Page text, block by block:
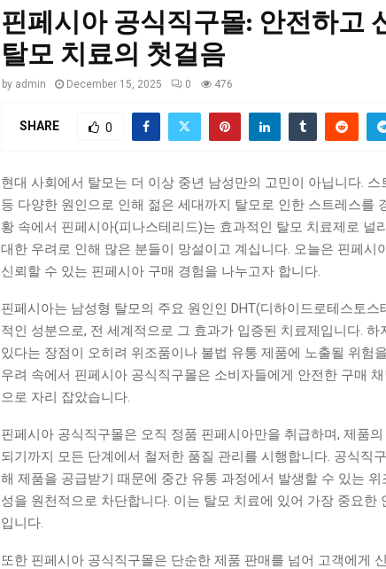
핀페시아 공식직구몰: 안전하고
탈모 치료의 첫걸음
by admin December 15, 2025 0 476
SHARE 0
현대 사회에서 탈모는 더 이상 중년 남성만의 고민이 아닙니다. 스
등 다양한 원인으로 인해 젊은 세대까지 탈모로 인한 스트레스를
황 속에서 핀페시아(피나스테리드)는 효과적인 탈모 치료제로 널
대한 우려로 인해 많은 분들이 망설이고 계십니다. 오늘은 핀페시
신뢰할 수 있는 핀페시아 구매 경험을 나누고자 합니다.
핀페시아는 남성형 탈모의 주요 원인인 DHT(디하이드로테스토
적인 성분으로, 전 세계적으로 그 효과가 입증된 치료제입니다.
있다는 장점이 오히려 위조품이나 불법 유통 제품에 노출될 위험
우려 속에서 핀페시아 공식직구몰은 소비자들에게 안전한 구매
으로 자리 잡았습니다.
핀페시아 공식직구몰은 오직 정품 핀페시아만을 취급하며, 제품
되기까지 모든 단계에서 철저한 품질 관리를 시행합니다. 공식직
해 제품을 공급받기 때문에 중간 유통 과정에서 발생할 수 있는
성을 원천적으로 차단합니다. 이는 탈모 치료에 있어 가장 중요한
입니다.
또한 핀페시아 공식직구몰은 단순한 제품 판매를 넘어 고객에게